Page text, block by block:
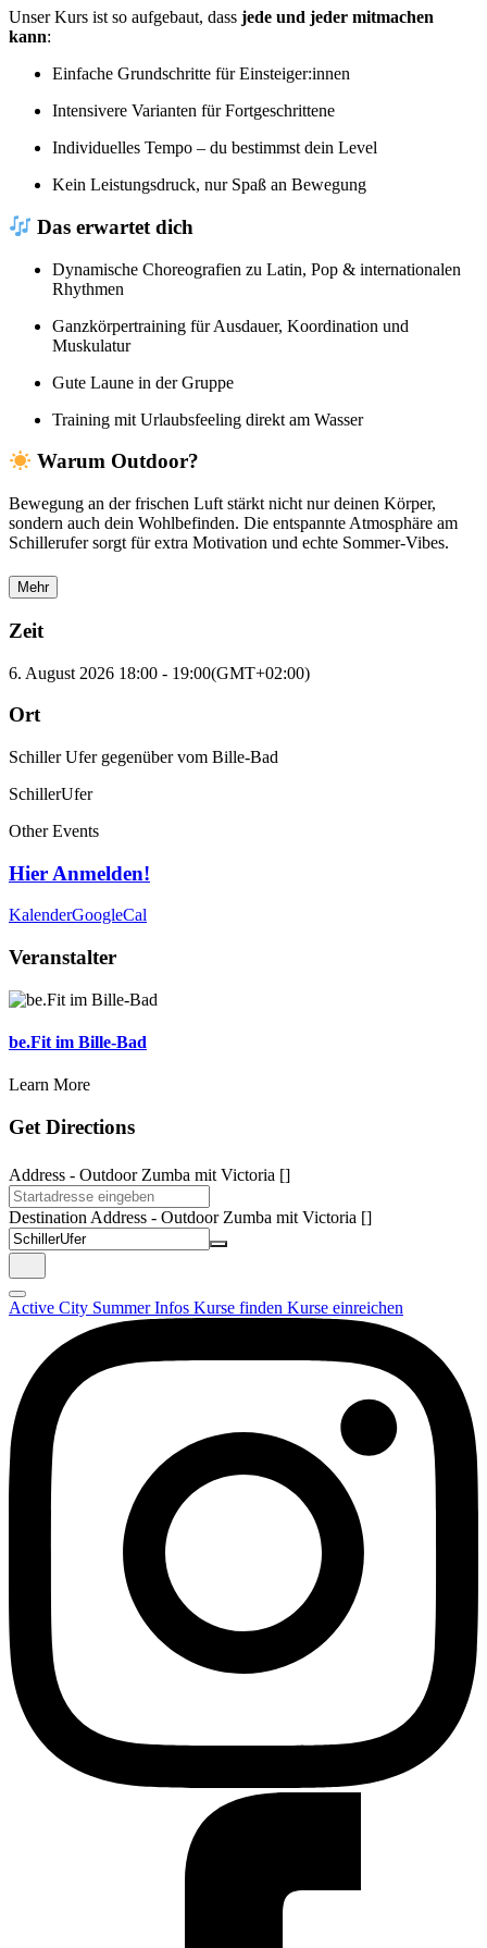
Unser Kurs ist so aufgebaut, dass jede und jeder mitmachen
kann:
Einfache Grundschritte für Einsteiger:innen
Intensivere Varianten für Fortgeschrittene
Individuelles Tempo – du bestimmst dein Level
Kein Leistungsdruck, nur Spaß an Bewegung
Das erwartet dich
Dynamische Choreografien zu Latin, Pop & internationalen
Rhythmen
Ganzkörpertraining für Ausdauer, Koordination und
Muskulatur
Gute Laune in der Gruppe
Training mit Urlaubsfeeling direkt am Wasser
Warum Outdoor?
Bewegung an der frischen Luft stärkt nicht nur deinen Körper,
sondern auch dein Wohlbefinden. Die entspannte Atmosphäre am
Schillerufer sorgt für extra Motivation und echte Sommer-Vibes.
Mehr
Zeit
6. August 2026 18:00 - 19:00(GMT+02:00)
Ort
Schiller Ufer gegenüber vom Bille-Bad
SchillerUfer
Other Events
Hier Anmelden!
KalenderGoogleCal
Veranstalter
be.Fit im Bille-Bad
Learn More
Get Directions
Address - Outdoor Zumba mit Victoria []
Destination Address - Outdoor Zumba mit Victoria []
Active City SummerInfos Kurse finden Kurse einreichen